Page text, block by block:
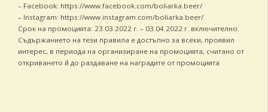
– Facebook: https://www.facebook.com/boliarka.beer/
– Instagram: https://www.instagram.com/boliarka.beer/
Срок на промоцията: 23.03.2022 г. – 03.04.2022 г. включително.
Съдържанието на тези правила е достъпно за всеки, проявил
интерес, в периода на организиране на промоцията, считано от
откриването й до раздаване на наградите от промоцията